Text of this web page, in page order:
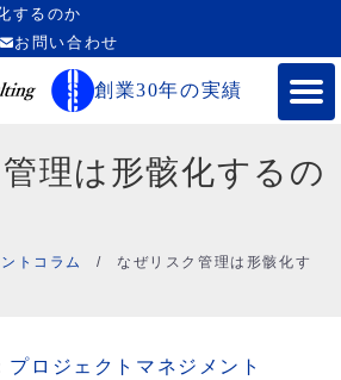
するのか
お問い合わせ
創業30年の実績
理は形骸化するの
トコラム / なぜリスク管理は形骸化す
プロジェクトマネジメント